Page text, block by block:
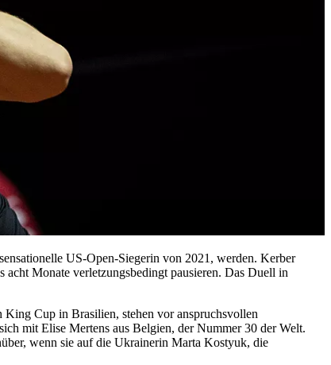
US-Open-Siegerin von 2021, werden. Kerber
Monate verletzungsbedingt pausieren. Das Duell in
Cup in Brasilien, stehen vor anspruchsvollen
mit Elise Mertens aus Belgien, der Nummer 30 der Welt.
wenn sie auf die Ukrainerin Marta Kostyuk, die